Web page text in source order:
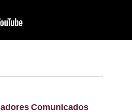
Comunicados